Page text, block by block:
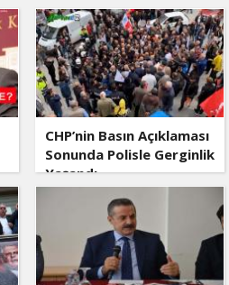
CHP’nin Basın Açıklaması
Sonunda Polisle Gerginlik
Yaşandı